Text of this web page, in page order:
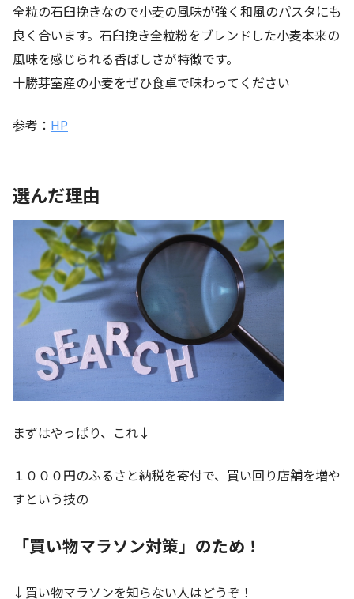
全粒の石臼挽きなので小麦の風味が強く和風のパスタにも
良く合います。石臼挽き全粒粉をブレンドした小麦本来の
風味を感じられる香ばしさが特徴です。
十勝芽室産の小麦をぜひ食卓で味わってください
参考： HP
選んだ理由
まずはやっぱり、これ↓
１０００円のふるさと納税を寄付で、買い回り店舗を増や
すという技の
「買い物マラソン対策」のため！
↓買い物マラソンを知らない人はどうぞ！